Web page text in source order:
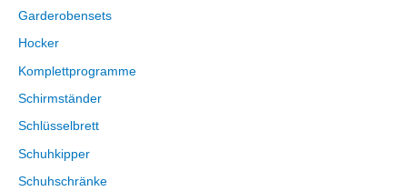
Garderobensets
Hocker
Komplettprogramme
Schirmständer
Schlüsselbrett
Schuhkipper
Schuhschränke